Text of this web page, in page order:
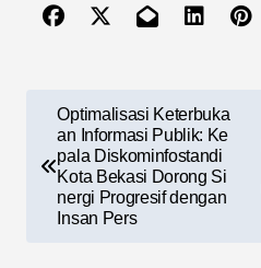
Optimalisasi Keterbuka
an Informasi Publik: Ke
pala Diskominfostandi
Kota Bekasi Dorong Si
nergi Progresif dengan
Insan Pers